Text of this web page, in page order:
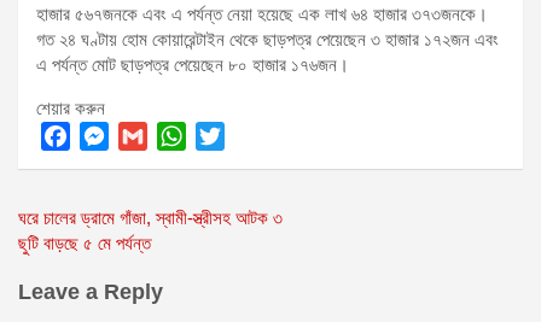
হাজার ৫৬৭জনকে এবং এ পর্যন্ত নেয়া হয়েছে এক লাখ ৬৪ হাজার ৩৭৩জনকে।
গত ২৪ ঘণ্টায় হোম কোয়ারেন্টাইন থেকে ছাড়পত্র পেয়েছেন ৩ হাজার ১৭২জন এবং
এ পর্যন্ত মোট ছাড়পত্র পেয়েছেন ৮০ হাজার ১৭৬জন।
শেয়ার করুন
F
c
e
M
s
s
G
a
i
W
a
A
T
i
Post
navigation
ঘরে চালের ড্রামে গাঁজা, স্বামী-স্ত্রীসহ আটক ৩
ছুটি বাড়ছে ৫ মে পর্যন্ত
Leave a Reply